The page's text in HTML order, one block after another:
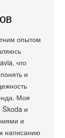
опытом
что
и
Моя
Škoda и
и
написанию